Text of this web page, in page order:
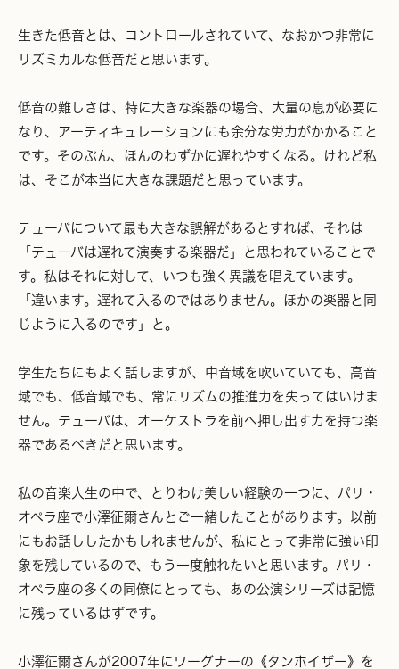
生きた低音とは、コントロールされていて、なおかつ非常に
リズミカルな低音だと思います。
低音の難しさは、特に大きな楽器の場合、大量の息が必要に
なり、アーティキュレーションにも余分な労力がかかること
です。そのぶん、ほんのわずかに遅れやすくなる。けれど私
は、そこが本当に大きな課題だと思っています。
テューバについて最も大きな誤解があるとすれば、それは
「テューバは遅れて演奏する楽器だ」と思われていることで
す。私はそれに対して、いつも強く異議を唱えています。
「違います。遅れて入るのではありません。ほかの楽器と同
じように入るのです」と。
学生たちにもよく話しますが、中音域を吹いていても、高音
域でも、低音域でも、常にリズムの推進力を失ってはいけま
せん。テューバは、オーケストラを前へ押し出す力を持つ楽
器であるべきだと思います。
私の音楽人生の中で、とりわけ美しい経験の一つに、パリ・
オペラ座で小澤征爾さんとご一緒したことがあります。以前
にもお話ししたかもしれませんが、私にとって非常に強い印
象を残しているので、もう一度触れたいと思います。パリ・
オペラ座の多くの同僚にとっても、あの公演シリーズは記憶
に残っているはずです。
小澤征爾さんが2007年にワーグナーの《タンホイザー》を